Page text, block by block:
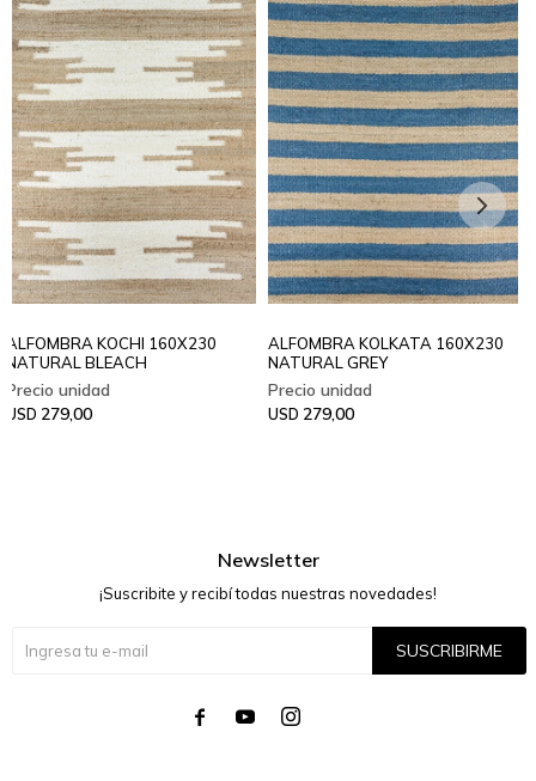
ALFOMBRA KOCHI 160X230
NATURAL BLEACH
USD 279,00
ALFOMBRA KOLKATA 160X230
NATURAL GREY
USD 279,00
Newsletter
¡Suscribite y recibí todas nuestras novedades!
SUSCRIBIRME
  